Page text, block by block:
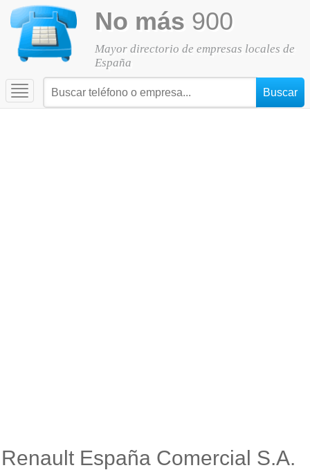
No más 900
Mayor directorio de empresas locales de
España
Toggle
navigation
Renault España Comercial S.A.